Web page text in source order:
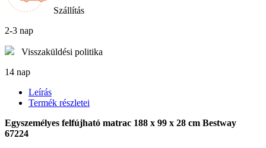
Szállítás
2-3 nap
Visszaküldési politika
14 nap
Leírás
Termék részletei
Egyszemélyes felfújható matrac 188 x 99 x 28 cm Bestway
67224